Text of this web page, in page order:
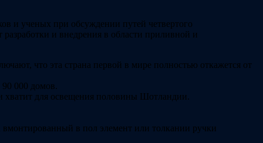
и ученых при обсуждении путей четвертого
и внедрения в области приливной и
что эта страна первой в мире полностью откажется от
90 000 домов.
для освещения половины Шотландии.
в пол элемент или толкании ручки